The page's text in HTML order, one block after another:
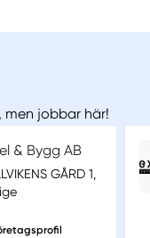
men jobbar här!
& Bygg AB
GÅRD 1,